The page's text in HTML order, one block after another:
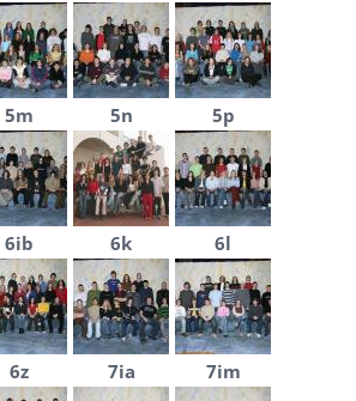
5m 5n 5p
6ib 6k 6l
6z 7ia 7im